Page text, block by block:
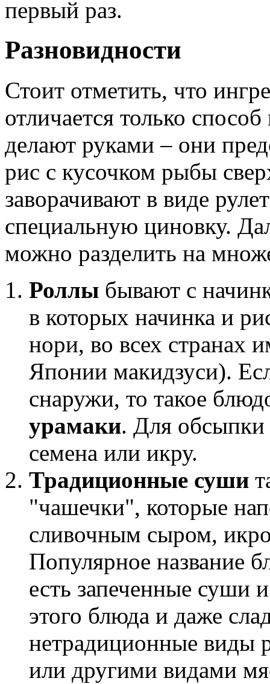
первый раз.
Разновидности
Стоит отметить, что
отличается только
делают руками – они
рис с кусочком рыбы
заворачивают в виде
специальную циновку.
можно разделить на
Роллы бывают с
в которых начинка и
нори, во всех странах
Японии макидзуси).
снаружи, то такое
урамаки. Для обсыпки
семена или икру.
Традиционные суши
"чашечки", которые
сливочным сыром,
Популярное название
есть запеченные суши
этого блюда и даже
нетрадиционные виды
или другими видами